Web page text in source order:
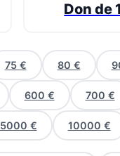
Don de
75 € 80 €
600 € 700 €
5000 € 10000 €